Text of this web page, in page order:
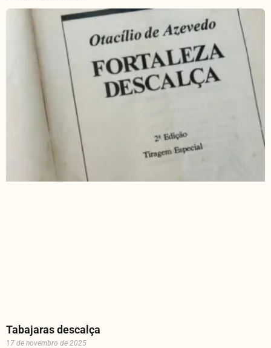
Tabajaras descalça
17 de novembro de 2025